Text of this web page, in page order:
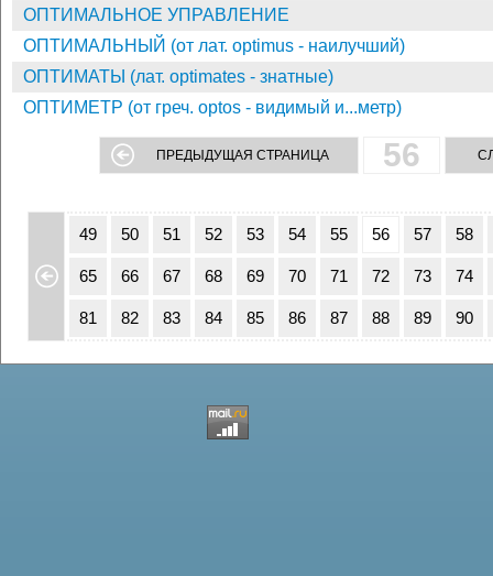
ОПТИМАЛЬНОЕ УПРАВЛЕНИЕ
ОПТИМАЛЬНЫЙ (от лат. optimus - наилучший)
ОПТИМАТЫ (лат. optimates - знатные)
ОПТИМЕТР (от греч. optos - видимый и...метр)
ПРЕДЫДУЩАЯ СТРАНИЦА 56
32
49 50 51 52 53 54 55 56 57 58
65 66 67 68 69 70 71 72 73 74
81 82 83 84 85 86 87 88 89 90